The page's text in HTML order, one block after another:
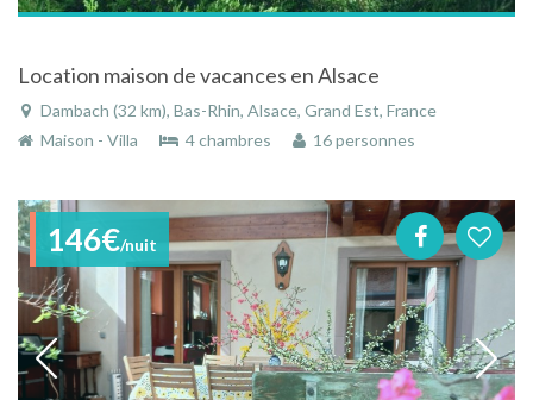
Location maison de vacances en Alsace
Dambach (32 km), Bas-Rhin, Alsace, Grand Est, France
Maison - Villa
4 chambres 16 personnes
146€/nuit